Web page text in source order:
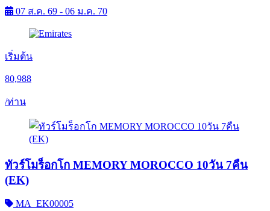
07 ส.ค. 69 - 06 ม.ค. 70
เริ่มต้น
80,988
/ท่าน
ทัวร์โมร็อกโก MEMORY MOROCCO 10วัน 7คืน
(EK)
MA_EK00005